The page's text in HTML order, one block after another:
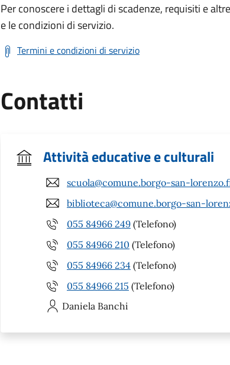
Per conoscere i dettagli di scadenze, requisiti e
e le condizioni di servizio.
Termini e condizioni di servizio
Contatti
Attività educative e culturali
scuola@comune.borgo-san-
biblioteca@comune.borgo-san-
055 84966 249 (Telefono)
055 84966 210 (Telefono)
055 84966 234 (Telefono)
055 84966 215 (Telefono)
Daniela Banchi